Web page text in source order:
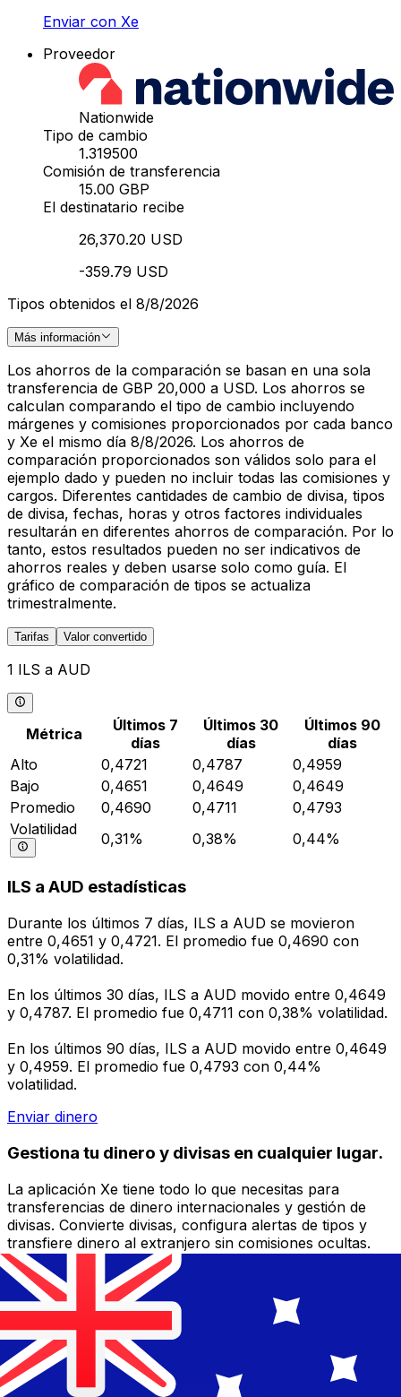
Enviar con Xe
Proveedor
Nationwide
Tipo de cambio
1.319500
Comisión de transferencia
15.00 GBP
El destinatario recibe
26,370.20 USD
-359.79 USD
Tipos obtenidos el 8/8/2026
Más información
Los ahorros de la comparación se basan en una sola
transferencia de GBP 20,000 a USD. Los ahorros se
calculan comparando el tipo de cambio incluyendo
márgenes y comisiones proporcionados por cada banco
y Xe el mismo día 8/8/2026. Los ahorros de
comparación proporcionados son válidos solo para el
ejemplo dado y pueden no incluir todas las comisiones y
cargos. Diferentes cantidades de cambio de divisa, tipos
de divisa, fechas, horas y otros factores individuales
resultarán en diferentes ahorros de comparación. Por lo
tanto, estos resultados pueden no ser indicativos de
ahorros reales y deben usarse solo como guía. El
gráfico de comparación de tipos se actualiza
trimestralmente.
Tarifas Valor convertido
1 ILS a AUD
Métrica
Últimos 7
días
Últimos 30
días
Últimos 90
días
Alto
0,4721 0,4787
0,4959
Bajo
0,4651 0,4649
0,4649
Promedio
0,4690 0,4711
0,4793
Volatilidad
0,31% 0,38% 0,44%
ILS a AUD estadísticas
Durante los últimos 7 días, ILS a AUD se movieron
entre 0,4651 y 0,4721. El promedio fue 0,4690 con
0,31% volatilidad.
En los últimos 30 días, ILS a AUD movido entre 0,4649
y 0,4787. El promedio fue 0,4711 con 0,38% volatilidad.
En los últimos 90 días, ILS a AUD movido entre 0,4649
y 0,4959. El promedio fue 0,4793 con 0,44%
volatilidad.
Enviar dinero
Gestiona tu dinero y divisas en cualquier lugar.
La aplicación Xe tiene todo lo que necesitas para
transferencias de dinero internacionales y gestión de
divisas. Convierte divisas, configura alertas de tipos y
transfiere dinero al extranjero sin comisiones ocultas.
¡Descarga hoy!